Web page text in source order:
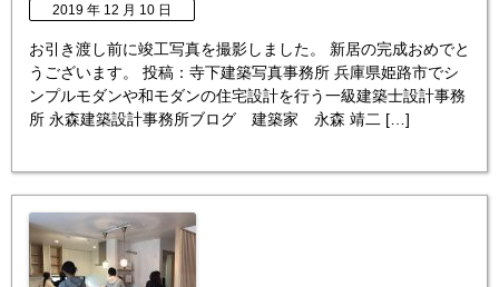
2019 年 12 月 10 日
お引き渡し前に竣工写真を撮影しました。 新居の完成おめでと
うございます。 投稿：寺下建築写真事務所 兵庫県姫路市でシ
ンプルモダンや和モダンの住宅設計を行う一級建築士設計事務
所 永森建築設計事務所ブログ 建築家 永森 靖二 […]